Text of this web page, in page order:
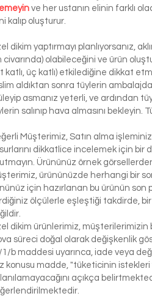
ve her ustanın elinin farklı
kalıp oluşturur.
dikim yaptırmayı planlıyorsanız,
civarında) olabileceğini ve ürün
katlı, üç katlı) etkilediğine dikkat
aldıktan sonra tüylerin
asmanız yeterli, ve ardından
salınıp hava almasını bekleyin.
Müşterimiz, Satın alma
dikkatlice incelemek için bir
Ürününüz örnek
ürününüzde herhangi bir
için hazırlanan bu ürünün son
ölçülerle eşleştiği takdirde, bir
dikim ürünlerimiz,
süreci doğal olarak değişkenlik
1/b maddesi uyarınca, iade veya
konusu madde, "tüketicinin
açıkça